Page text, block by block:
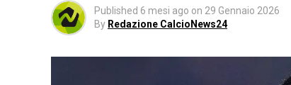
Published 6 mesi ago on 29 Gennaio 2026
By Redazione CalcioNews24